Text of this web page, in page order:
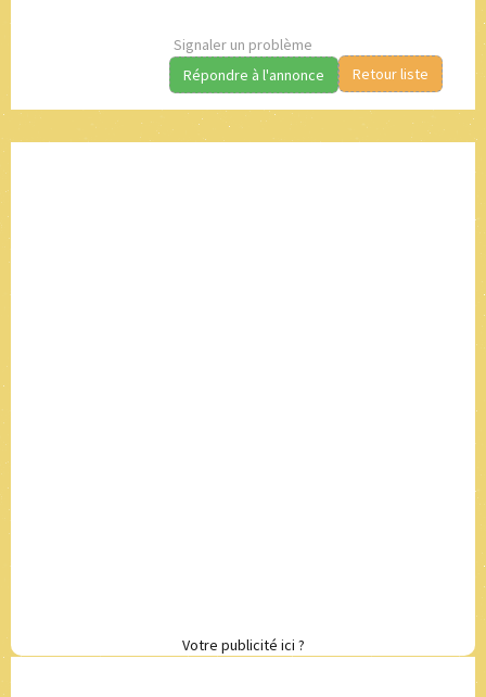
Signaler un problème
Retour liste
Répondre à l'annonce
Votre publicité ici ?